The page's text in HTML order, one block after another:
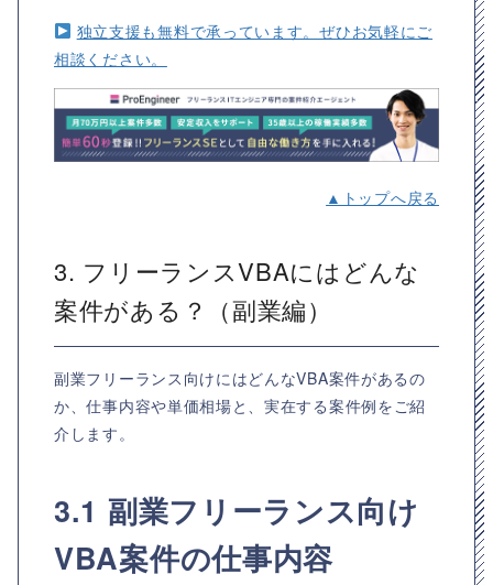
独立支援も無料で承っています。ぜひお気軽にご
相談ください。
▲トップへ戻る
3. フリーランスVBAにはどんな
案件がある？（副業編）
副業フリーランス向けにはどんなVBA案件があるの
か、仕事内容や単価相場と、実在する案件例をご紹
介します。
3.1 副業フリーランス向け
VBA案件の仕事内容